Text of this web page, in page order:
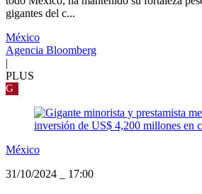
gigantes del c...
México
Agencia Bloomberg
PLUS
G
México
31/10/2024
17:00